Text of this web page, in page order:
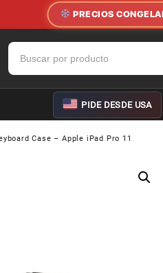
PRECIOS
PIDE DESDE USA
Case – Apple iPad Pro 11